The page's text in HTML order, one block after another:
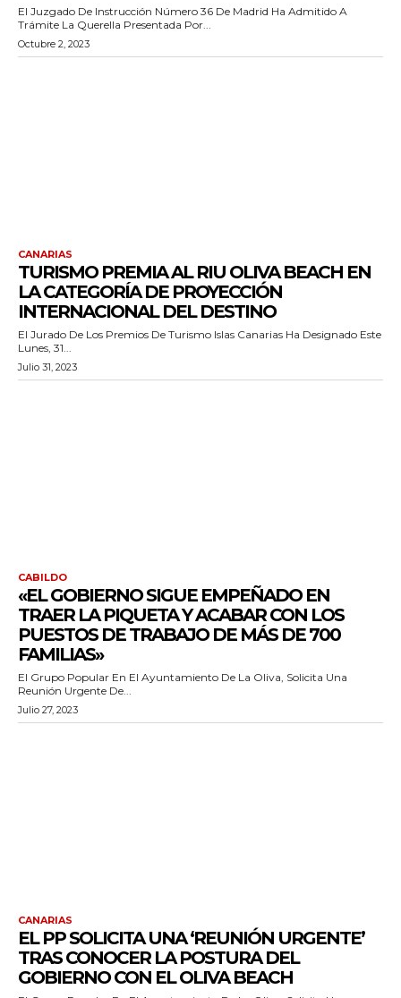
El Juzgado De Instrucción Número 36 De Madrid Ha Admitido A
Trámite La Querella Presentada Por...
Octubre 2, 2023
CANARIAS
TURISMO PREMIA AL RIU OLIVA BEACH EN
LA CATEGORÍA DE PROYECCIÓN
INTERNACIONAL DEL DESTINO
El Jurado De Los Premios De Turismo Islas Canarias Ha Designado Este
Lunes, 31...
Julio 31, 2023
CABILDO
«EL GOBIERNO SIGUE EMPEÑADO EN
TRAER LA PIQUETA Y ACABAR CON LOS
PUESTOS DE TRABAJO DE MÁS DE 700
FAMILIAS»
El Grupo Popular En El Ayuntamiento De La Oliva, Solicita Una
Reunión Urgente De...
Julio 27, 2023
CANARIAS
EL PP SOLICITA UNA ‘REUNIÓN URGENTE’
TRAS CONOCER LA POSTURA DEL
GOBIERNO CON EL OLIVA BEACH